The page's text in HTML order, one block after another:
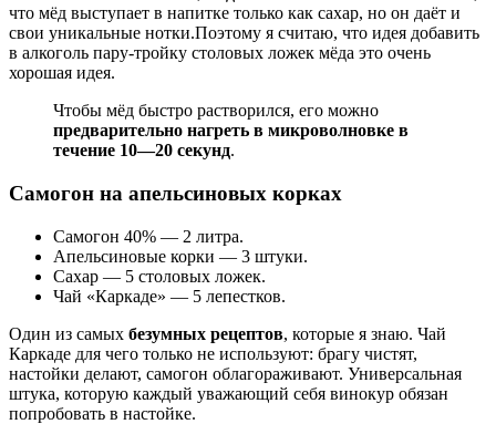
что мёд выступает в напитке только как сахар, но он даёт и
свои уникальные нотки.Поэтому я считаю, что идея добавить
в алкоголь пару-тройку столовых ложек мёда это очень
хорошая идея.
Чтобы мёд быстро растворился, его можно
предварительно нагреть в микроволновке в
течение 10—20 секунд.
Самогон на апельсиновых корках
Самогон 40% — 2 литра.
Апельсиновые корки — 3 штуки.
Сахар — 5 столовых ложек.
Чай «Каркаде» — 5 лепестков.
Один из самых безумных рецептов, которые я знаю. Чай
Каркаде для чего только не используют: брагу чистят,
настойки делают, самогон облагораживают. Универсальная
штука, которую каждый уважающий себя винокур обязан
попробовать в настойке.